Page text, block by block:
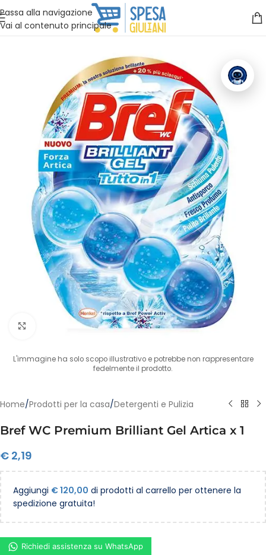
Passa alla navigazione
Vai al contenuto principale
Vuoi assistenza?Clicca qui e ti richiamiamo noi
Clicca per ingrandire
L'immagine ha solo scopo illustrativo e potrebbe non rappresentare
fedelmente il prodotto.
Home/Prodotti per la casa/Detergenti e Pulizia
Bref WC Premium Brilliant Gel Artica x 1
€ 2,19
Aggiungi €120,00 di prodotti al carrello per ottenere la
spedizione gratuita!
Richiedi assistenza su WhatsApp